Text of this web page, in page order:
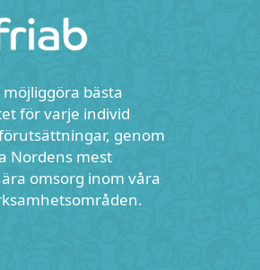
möjliggöra bästa
för varje individ
genom
Nordens mest
omsorg inom våra